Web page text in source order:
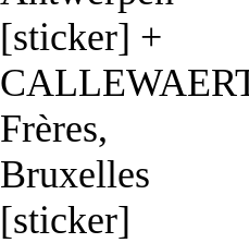
[sticker] +
Frères,
Bruxelles
[sticker]